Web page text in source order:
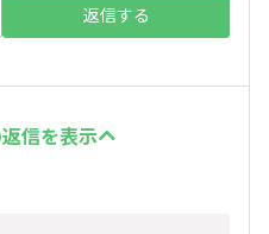
返信する
信を表示